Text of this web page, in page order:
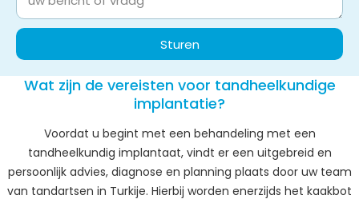
Sturen
Wat zijn de vereisten voor tandheelkundige
implantatie?
Voordat u begint met een behandeling met een
tandheelkundig implantaat, vindt er een uitgebreid en
persoonlijk advies, diagnose en planning plaats door uw team
van tandartsen in Turkije. Hierbij worden enerzijds het kaakbot